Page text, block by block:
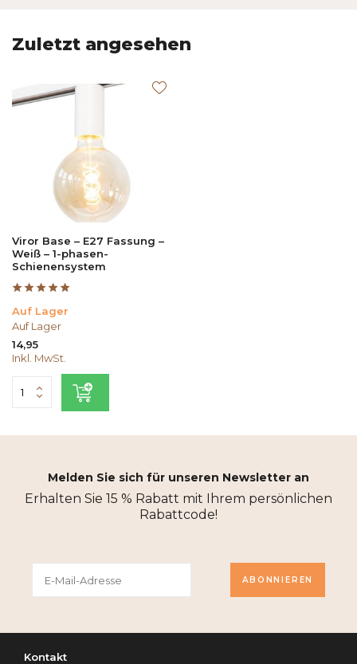
Zuletzt angesehen
Viror Base – E27 Fassung –
Weiß – 1-phasen-
Schienensystem
Auf Lager
Auf Lager
14,95
Inkl. MwSt.
Melden Sie sich für unseren Newsletter an
Erhalten Sie 15 % Rabatt mit Ihrem persönlichen
Rabattcode!
ABONNIEREN
Kontakt